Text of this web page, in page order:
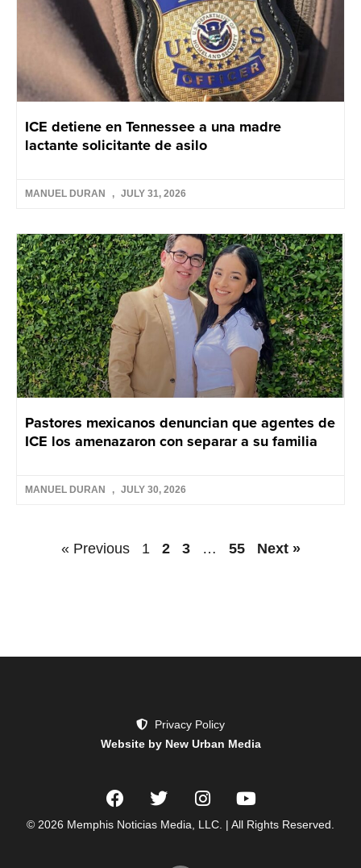
ICE detiene en Tennessee a una madre
lactante solicitante de asilo
MANUEL DURAN JULY 31, 2026
Pastores mexicanos denuncian que agentes de
ICE los amenazaron con separar a su familia
MANUEL DURAN JULY 30, 2026
« Previous 1 2 3 … 55 Next »
Privacy Policy
Website by New Urban Media
© 2026 Memphis Noticias Media, LLC. | All Rights Reserved.